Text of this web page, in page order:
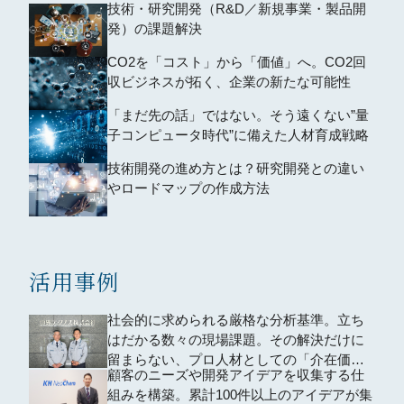
技術・研究開発（R&D／新規事業・製品開
発）の課題解決
CO2を「コスト」から「価値」へ。CO2回
収ビジネスが拓く、企業の新たな可能性
「まだ先の話」ではない。そう遠くない”量
子コンピュータ時代”に備えた人材育成戦略
技術開発の進め方とは？研究開発との違い
やロードマップの作成方法
活用事例
社会的に求められる厳格な分析基準。立ち
はだかる数々の現場課題。その解決だけに
留まらない、プロ人材としての「介在価
値」
顧客のニーズや開発アイデアを収集する仕
組みを構築。累計100件以上のアイデアが集